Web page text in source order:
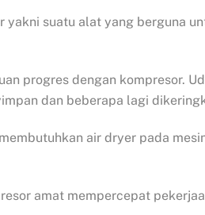
yakni suatu alat yang berguna
progres dengan kompresor.
dan beberapa lagi
air dryer pada
amat mempercepat